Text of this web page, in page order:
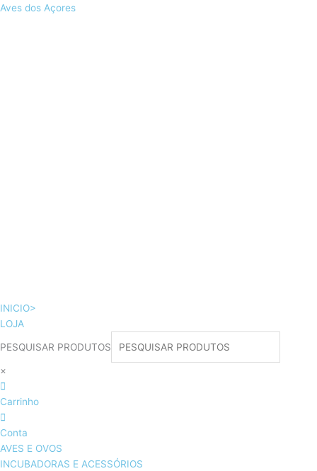
Skip
Aves dos Açores
INICIO>
LOJA
PESQUISAR PRODUTOS
×
Carrinho
Conta
AVES E OVOS
INCUBADORAS E ACESSÓRIOS